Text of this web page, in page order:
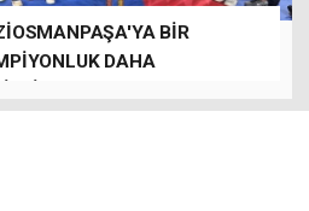
BİR
DAHA